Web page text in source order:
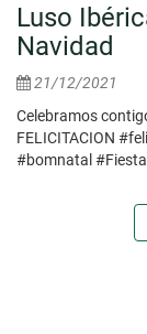
Luso
Navidad
21/12/2021
Celebramos
FELICITACION
#bomnatal